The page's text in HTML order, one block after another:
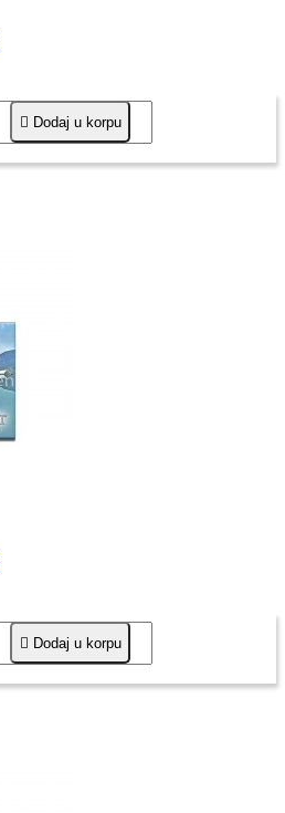
 Dodaj u korpu
 Dodaj u korpu